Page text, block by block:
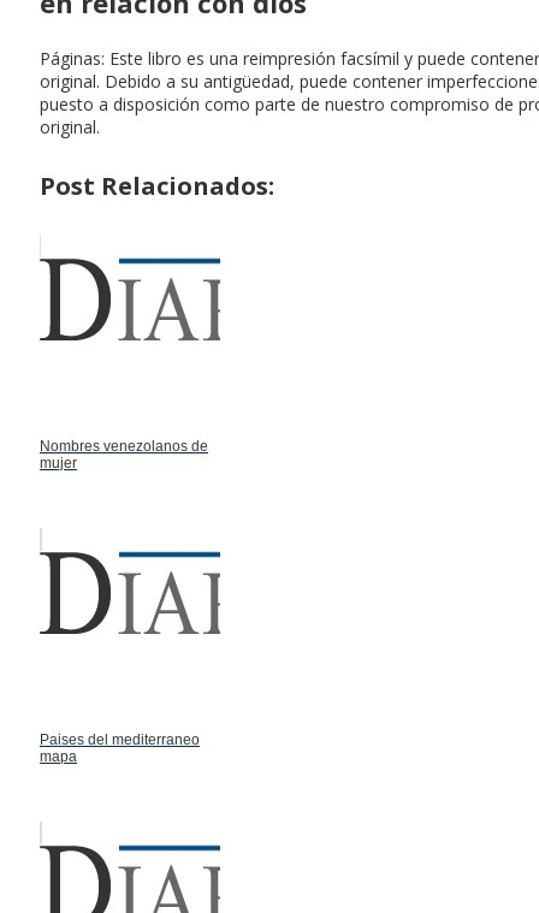
Páginas: Este libro es una reimpresión facsímil y puede
original. Debido a su antigüedad, puede contener
puesto a disposición como parte de nuestro compromiso de
original.
Post Relacionados:
Nombres venezolanos de
mujer
Paises del mediterraneo
mapa